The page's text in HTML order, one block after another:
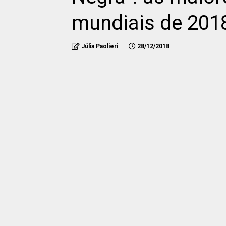
mundiais de
Júlia Paolieri 28/12/2018